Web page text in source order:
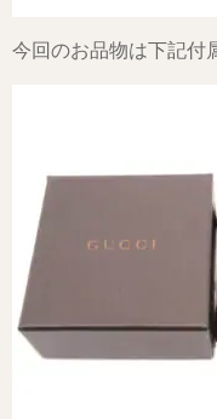
今回のお品物は下記付